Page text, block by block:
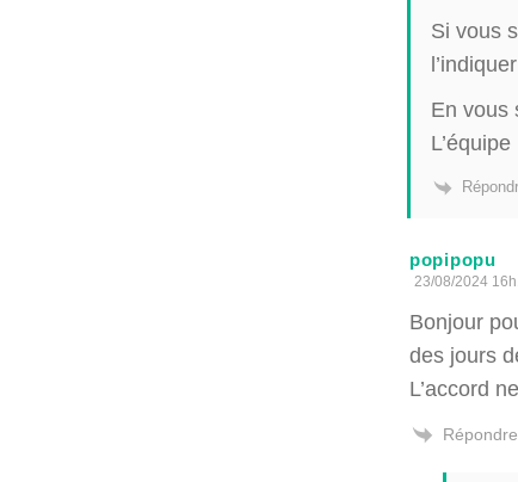
Si vous
En vous
popipopu
23/08/2024
Bonjour
des jours
L’accord
Répondre